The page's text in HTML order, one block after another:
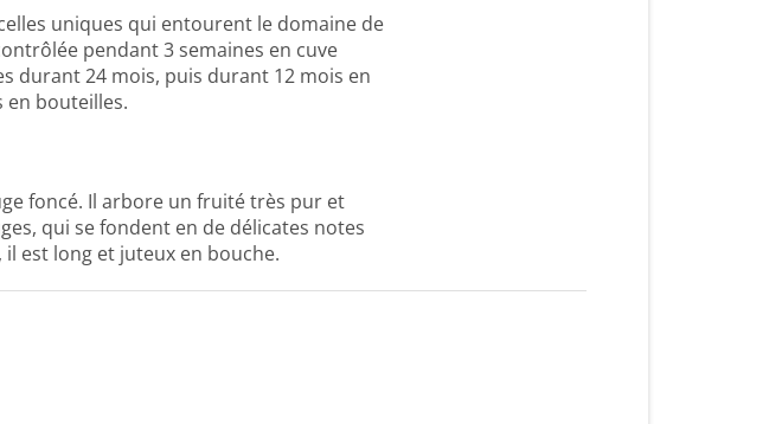
uniques qui entourent le domaine de
pendant 3 semaines en cuve
durant 24 mois, puis durant 12 mois en
en bouteilles.
foncé. Il arbore un fruité très pur et
qui se fondent en de délicates notes
est long et juteux en bouche.